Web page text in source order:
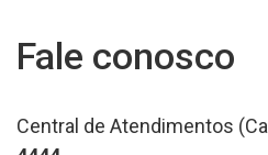
Fale conosco
Central de Atendimentos